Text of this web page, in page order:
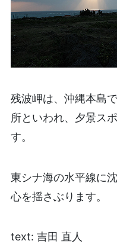
残波岬は、沖縄本島
所といわれ、夕景ス
す。
東シナ海の水平線に
心を揺さぶります。
text: 吉田 直人